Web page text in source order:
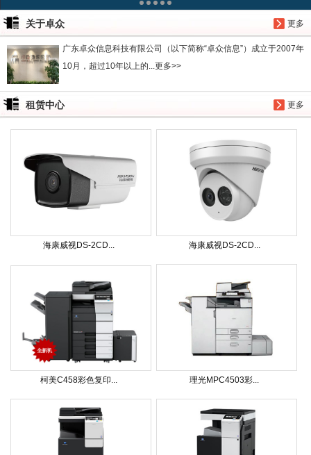
更多
关于卓众
广东卓众信息科技有限公司（以下简称“卓众信息”）成立于2007年
10月，超过10年以上的...更多>>
更多
租赁中心
海康威视DS-2CD... 海康威视DS-2CD...
柯美C458彩色复印... 理光MPC4503彩...